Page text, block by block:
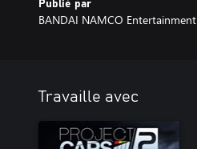
Publié par
BANDAI NAMCO Entertainment
Travaille avec